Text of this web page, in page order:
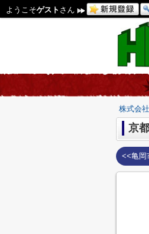
ようこそゲスト さん
株式会
京
<<亀岡